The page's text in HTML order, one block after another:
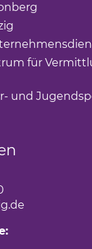
für
und